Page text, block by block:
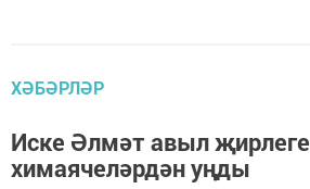
ХӘБӘРЛӘР
Иске Әлмәт авыл җирлеге
химаячеләрдән уңды